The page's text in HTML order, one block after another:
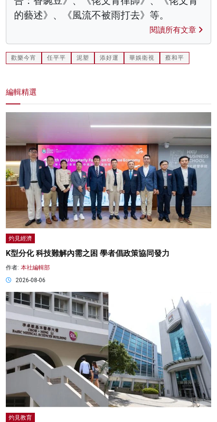
的藝述》、《風流不被雨打去》等。
閱讀所有文章
歡樂今宵 任平平 泥塑 添好運 華娛衛視 蔡和平
編輯精選
灼見經濟
K型分化 科技難解內需之困 學者倡政策協同發力
作者: 本社編輯部
2026-08-06
灼見教育